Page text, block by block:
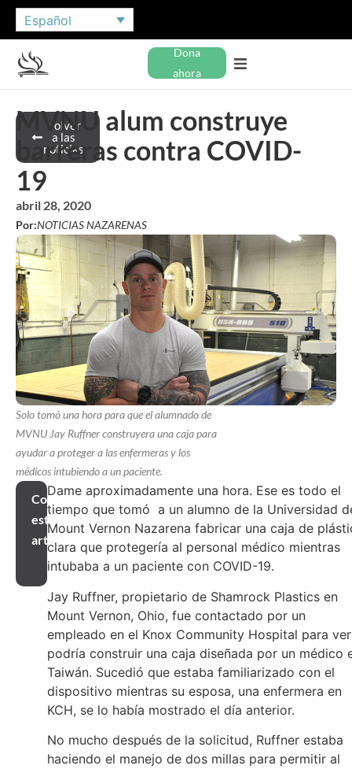
Español
Dona
ahora
Volver
a las
noticias
MVNU alum construye
barreras contra COVID-
19
abril 28, 2020
Por:NOTICIAS NAZARENAS
Solo tomó una hora para que el alumnado de
MVNU Jay Ruffner construyera una caja para
ayudar a proteger a las enfermeras y los
médicos intubiendo a un paciente.
Compartir
este
artículo
Dame aproximadamente una hora. Ese es todo el
tiempo que tomó a un alumno de la Universidad
Mount Vernon Nazarena fabricar una caja de
clara que protegería al personal médico mientras
intubaba a un paciente con COVID-19.
Jay Ruffner, propietario de Shamrock Plastics en
Mount Vernon, Ohio, fue contactado por un
empleado en el Knox Community Hospital para
podría construir una caja diseñada por un médico
Taiwán. Sucedió que estaba familiarizado con el
dispositivo mientras su esposa, una enfermera en
KCH, se lo había mostrado el día anterior.
No mucho después de la solicitud, Ruffner estaba
haciendo el manejo de dos millas para permitir al